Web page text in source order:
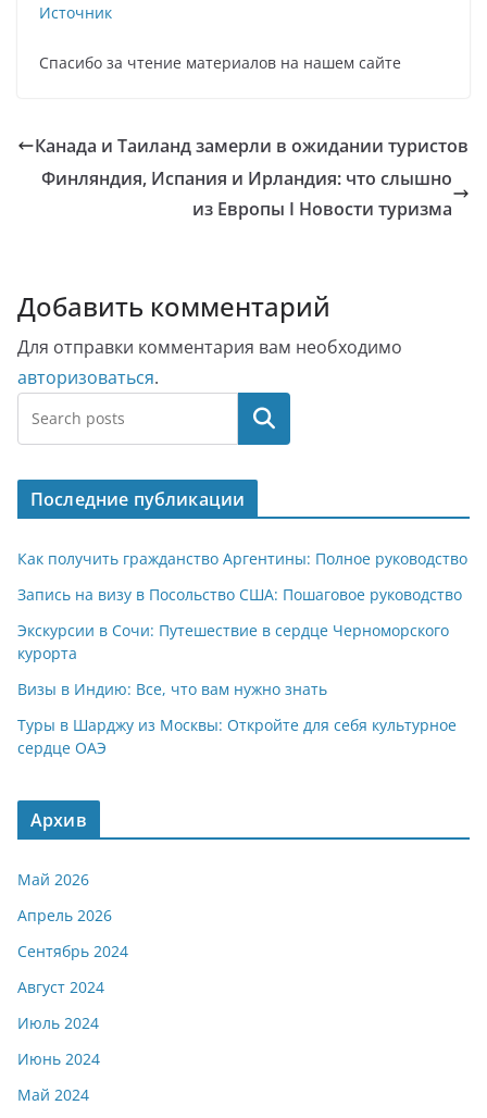
Источник
Спасибо за чтение материалов на нашем сайте
Канада и Таиланд замерли в ожидании туристов
Финляндия, Испания и Ирландия: что слышно
из Европы Ӏ Новости туризма
Добавить комментарий
Для отправки комментария вам необходимо
авторизоваться.
Поиск
Последние публикации
Как получить гражданство Аргентины: Полное руководство
Запись на визу в Посольство США: Пошаговое руководство
Экскурсии в Сочи: Путешествие в сердце Черноморского
курорта
Визы в Индию: Все, что вам нужно знать
Туры в Шарджу из Москвы: Откройте для себя культурное
сердце ОАЭ
Архив
Май 2026
Апрель 2026
Сентябрь 2024
Август 2024
Июль 2024
Июнь 2024
Май 2024